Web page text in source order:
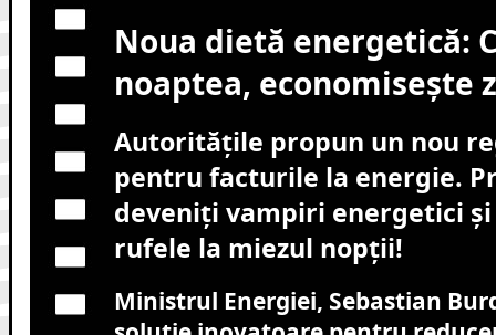
Noua dietă energetică:
noaptea, economisește
Autoritățile propun un nou
pentru facturile la energie.
deveniți vampiri energetici și
rufele la miezul nopții!
Ministrul Energiei, Sebastian